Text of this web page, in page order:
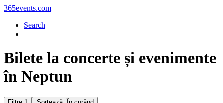
365events.com
Search
Bilete la concerte și evenimente
în Neptun